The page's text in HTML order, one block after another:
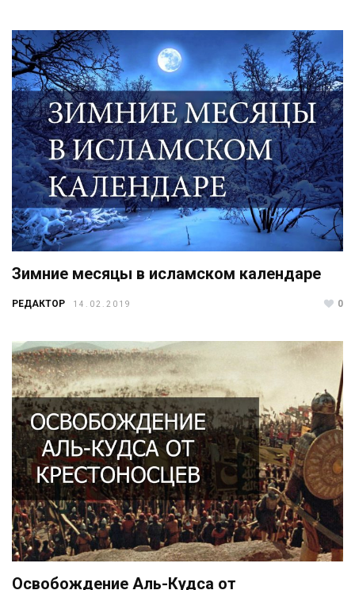
Зимние месяцы в исламском календаре
РЕДАКТОР 14.02.2019 0
Освобождение Аль-Кудса от